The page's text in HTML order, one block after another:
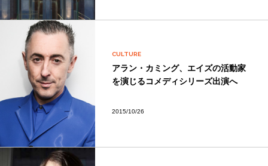
CULTURE
アラン・カミング、エイズの活動家
を演じるコメディシリーズ出演へ
2015/10/26